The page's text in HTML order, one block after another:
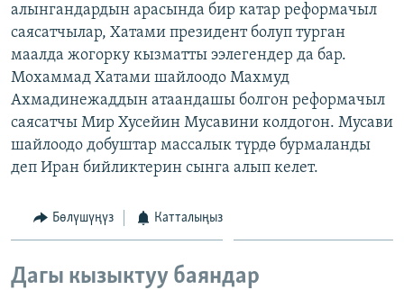
ЫҢГАЙСЫЗ СУРООЛОР
ЭЕ/АРнун бардык сайттары
алынгандардын арасында бир катар реформачыл
саясатчылар, Хатами президент болуп турган
маалда жогорку кызматты ээлегендер да бар.
Мохаммад Хатами шайлоодо Махмуд
Ахмадинежаддын атаандашы болгон реформачыл
саясатчы Мир Хусейин Мусавини колдогон. Мусави
шайлоодо добуштар массалык түрдө бурмаланды
деп Иран бийликтерин сынга алып келет.
Бөлүшүңүз Катталыңыз
Дагы кызыктуу баяндар